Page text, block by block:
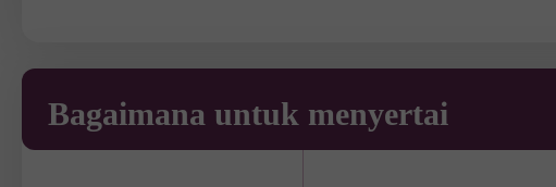
Bagaimana untuk menyertai